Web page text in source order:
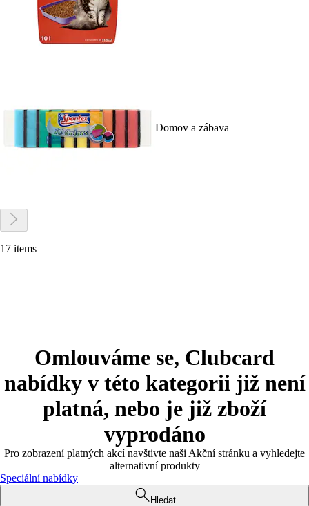
Domov a zábava
17 items
Omlouváme se, Clubcard
nabídky v této kategorii již není
platná, nebo je již zboží
vyprodáno
Pro zobrazení platných akcí navštivte naši Akční stránku a vyhledejte
alternativní produkty
Speciální nabídky
Hledat